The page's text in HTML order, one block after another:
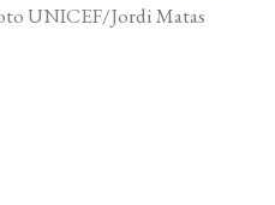
UNICEF/Jordi Matas